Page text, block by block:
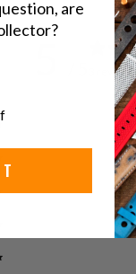
3 reviews
are